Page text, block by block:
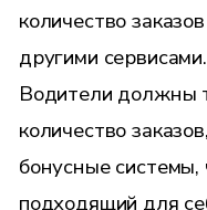
количество
другими сервисами.
Водители должны
количество
бонусные
подходящий для